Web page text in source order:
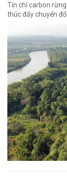
Tín chỉ carbon
thúc đẩy chuyển